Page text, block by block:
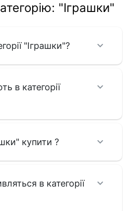
"Іграшки"
"Іграшки"?
в категорії
купити ?
в категорії